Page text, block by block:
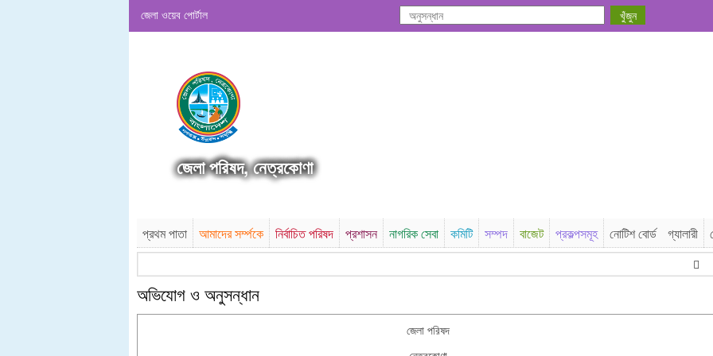
জেলা ওয়েব পোর্টাল
জেলা পরিষদ, নেত্রকোণা
প্রথম পাতা আমাদের সর্ম্পকে নির্বাচিত পরিষদ প্রশাসন নাগরিক সেবা কমিটি সম্পদ বাজেট প্রকল্পসমূহ নোটিশ বোর্ড গ্যালারী
অভিযোগ ও অনুসন্ধান
জেলা পরিষদ